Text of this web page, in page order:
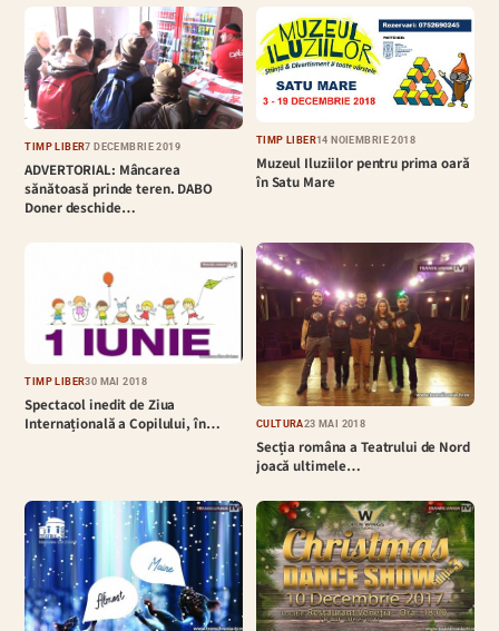
TIMP LIBER7 DECEMBRIE 2019
ADVERTORIAL: Mâncarea
sănătoasă prinde teren. DABO
Doner deschide…
TIMP LIBER14 NOIEMBRIE 2018
Muzeul Iluziilor pentru prima oară
în Satu Mare
TIMP LIBER30 MAI 2018
Spectacol inedit de Ziua
Internațională a Copilului, în…
CULTURĂ23 MAI 2018
Secția româna a Teatrului de Nord
joacă ultimele…